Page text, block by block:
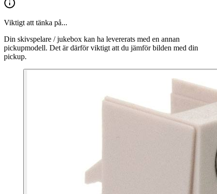
Viktigt att tänka på...
Din skivspelare / jukebox kan ha levererats med en annan
pickupmodell. Det är därför viktigt att du jämför bilden med din
pickup.